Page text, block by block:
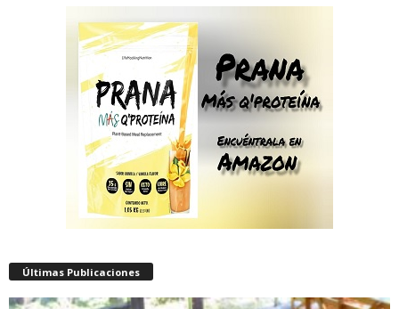
Últimas Publicaciones